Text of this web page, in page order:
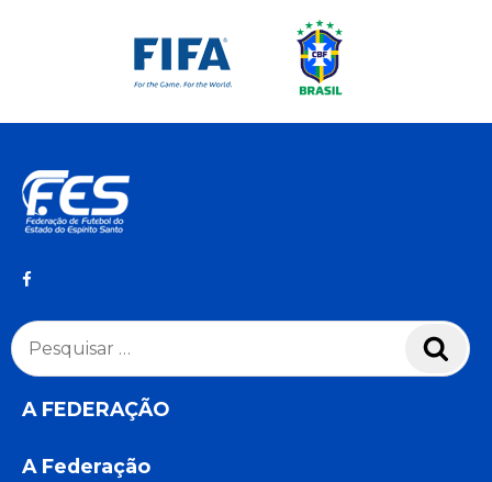
Pesquisar
por:
A FEDERAÇÃO
A Federação